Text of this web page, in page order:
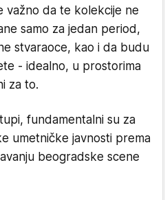
važno da te kolekcije ne
samo za jedan period,
stvaraoce, kao i da budu
- idealno, u prostorima
za to.
fundamentalni su za
umetničke javnosti prema
beogradske scene